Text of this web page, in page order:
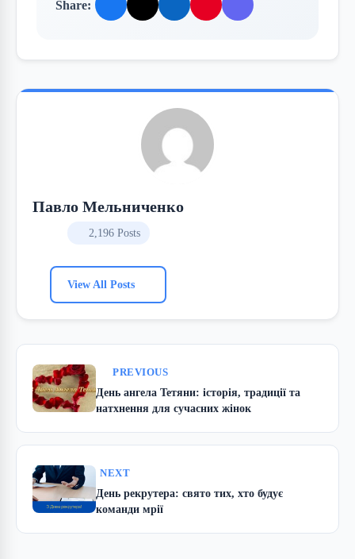
Share:
Павло Мельниченко
2,196 Posts
View All Posts
PREVIOUS
День ангела Тетяни: історія, традиції та
натхнення для сучасних жінок
NEXT
День рекрутера: свято тих, хто будує
команди мрії